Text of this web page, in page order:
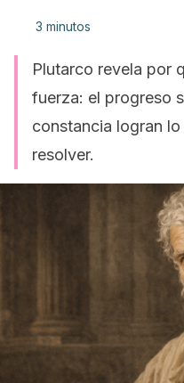
3 minutos
Plutarco revela por
fuerza: el progreso
constancia logran
resolver.